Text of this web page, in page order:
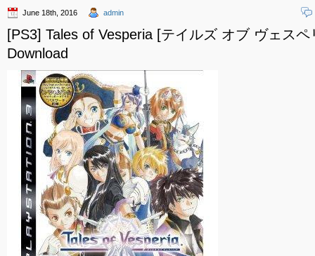
June 18th, 2016 admin
[PS3] Tales of Vesperia [テイルズ オブ ヴェス
Download